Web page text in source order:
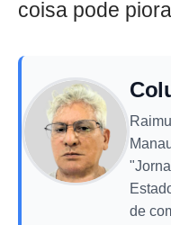
coisa pode
de